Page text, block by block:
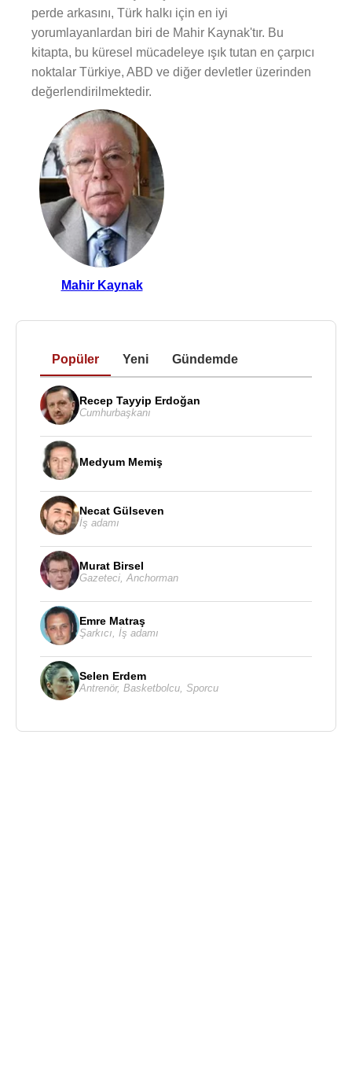
perde arkasını, Türk halkı için en iyi
yorumlayanlardan biri de Mahir Kaynak'tır. Bu
kitapta, bu küresel mücadeleye ışık tutan en çarpıcı
noktalar Türkiye, ABD ve diğer devletler üzerinden
değerlendirilmektedir.
Mahir Kaynak
Popüler Yeni Gündemde
Recep Tayyip Erdoğan
Cumhurbaşkanı
Medyum Memiş
Necat Gülseven
İş adamı
Murat Birsel
Gazeteci,Anchorman
Emre Matraş
Şarkıcı, İş adamı
Selen Erdem
Antrenör, Basketbolcu, Sporcu